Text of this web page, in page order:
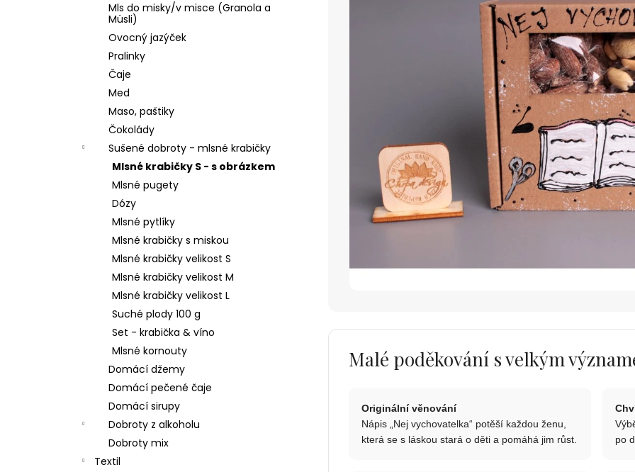
Mls do misky/v misce (Granola a
Müsli)
Ovocný jazýček
Pralinky
Čaje
Med
Maso, paštiky
Čokolády
Sušené dobroty - mlsné krabičky
Mlsné krabičky S - s obrázkem
Mlsné pugety
Dózy
Mlsné pytlíky
Mlsné krabičky s miskou
Mlsné krabičky velikost S
Mlsné krabičky velikost M
Mlsné krabičky velikost L
Suché plody 100 g
Set - krabička & víno
Mlsné kornouty
Domácí džemy
Domácí pečené čaje
Domácí sirupy
Dobroty z alkoholu
Dobroty mix
Textil
Malé poděkování s velkým
Originální věnování
Nápis „Nej vychovatelka“ potěší každou ženu,
která se s láskou stará o děti a pomáhá jim růst.
po